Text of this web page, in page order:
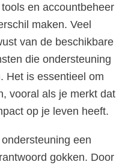
en accountbeheer
maken. Veel
van de beschikbare
die ondersteuning
Het is essentieel om
vooral als je merkt dat
op je leven heeft.
een
gokken. Door